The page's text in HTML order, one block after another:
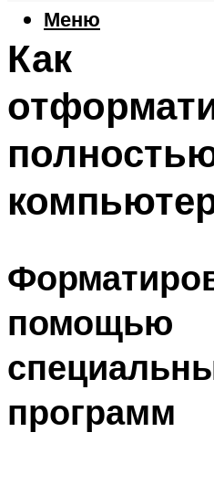
Меню
Как
помощью
программ